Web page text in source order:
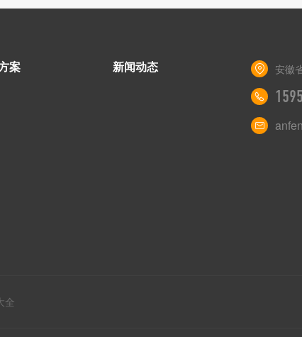
案 新闻动态 安徽
全